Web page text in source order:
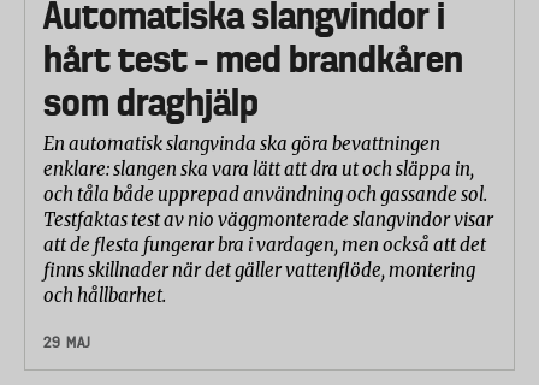
Automatiska slangvindor i
hårt test – med brandkåren
som draghjälp
En automatisk slangvinda ska göra bevattningen
enklare: slangen ska vara lätt att dra ut och släppa in,
och tåla både upprepad användning och gassande sol.
Testfaktas test av nio väggmonterade slangvindor visar
att de flesta fungerar bra i vardagen, men också att det
finns skillnader när det gäller vattenflöde, montering
och hållbarhet.
29 MAJ